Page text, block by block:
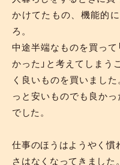
かけてたもの、機能的
ろ。
中途半端なものを買って
かった」と考えてしまう
く良いものを買いまし
っと安いものでも良かっ
でした。
仕事のほうはようやく慣
さはなくなってきまし